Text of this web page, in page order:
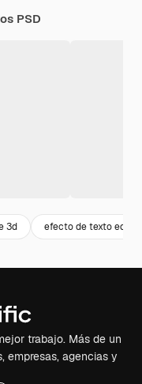
PSD
3d efecto de texto
trabajo. Más de un
empresas, agencias y